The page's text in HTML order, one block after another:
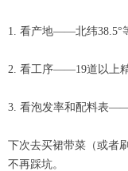
1. 看产地——北纬38.5°
2. 看工序——19道以上
3. 看泡发率和配料表
下次去买裙带菜（或者
不再踩坑。